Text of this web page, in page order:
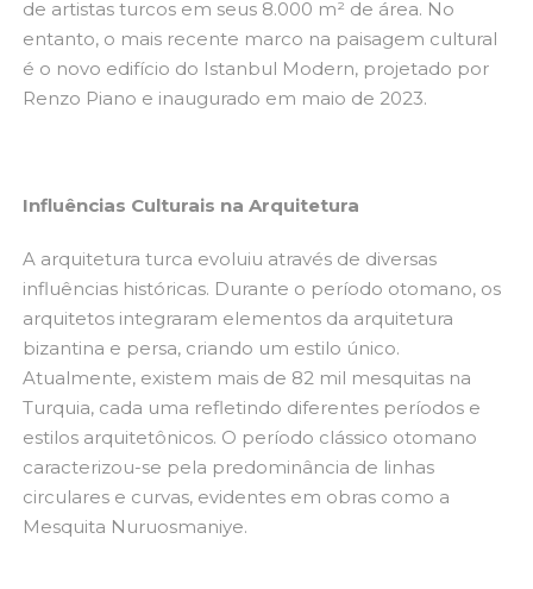
de artistas turcos em seus 8.000 m² de área. No
entanto, o mais recente marco na paisagem cultural
é o novo edifício do Istanbul Modern, projetado por
Renzo Piano e inaugurado em maio de 2023.
Influências Culturais na Arquitetura
A arquitetura turca evoluiu através de diversas
influências históricas. Durante o período otomano, os
arquitetos integraram elementos da arquitetura
bizantina e persa, criando um estilo único.
Atualmente, existem mais de 82 mil mesquitas na
Turquia, cada uma refletindo diferentes períodos e
estilos arquitetônicos. O período clássico otomano
caracterizou-se pela predominância de linhas
circulares e curvas, evidentes em obras como a
Mesquita Nuruosmaniye.